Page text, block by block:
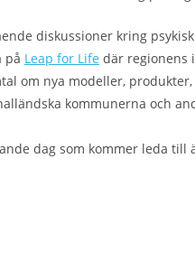
diskussioner kring
på Leap for Life där regionens
om nya modeller,
kommunerna och
dag som kommer leda